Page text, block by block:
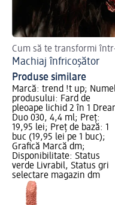
Cum să te transformi
Machiaj înfricoșător
Produse similare
Marcă: trend !t up;
produsului: Fard de
pleoape lichid 2 în 1
Duo 030, 4,4 ml; Preț:
19,95 lei; Preț de bază: 1
buc (19,95 lei pe 1 buc);
Grafică Marcă dm;
Disponibilitate: Status
verde Livrabil, Status gri
selectare magazin dm